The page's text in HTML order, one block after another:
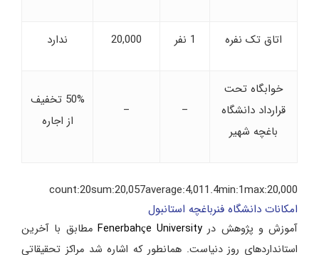
اتاق تک نفره 1 نفر 20,000 ندارد
خوابگاه تحت
قرارداد دانشگاه
باغچه شهیر
–
–
50% تخفیف
از اجاره
count:20sum:20,057average:4,011.4min:1max:20,000
امکانات دانشگاه فنرباغچه استانبول
آموزش و پژوهش در Fenerbahçe University مطابق با آخرین
استانداردهای روز دنیاست. همانطور که اشاره شد مراکز تحقیقاتی